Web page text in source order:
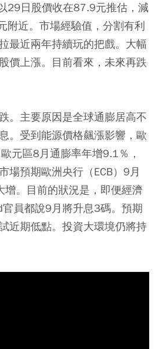
29日股價收在87.9元推估，減
附近。市場經驗值，分割有利
最近兩年持續玩的把戲。大幅
價上漲。目前看來，未來再跌
。主要原因是全球通膨居高不
。受到能源價格飆漲影響，歐
元區8月通膨率年增9.1％，
場預期歐洲央行（ECB）9月
增。目前的狀況是，即便經濟
官員都說9月將升息3碼。預期
近期低點。投資大環境仍將持